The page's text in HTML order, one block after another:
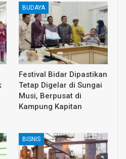
BUDAYA
Festival Bidar Dipastikan
Tetap Digelar di Sungai
Musi, Berpusat di
Kampung Kapitan
BISNIS